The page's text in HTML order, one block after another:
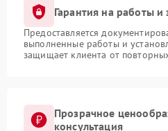
Гарантия на работы и
Предоставляется
выполненные работы и
защищает клиента от
Прозрачное
консультация